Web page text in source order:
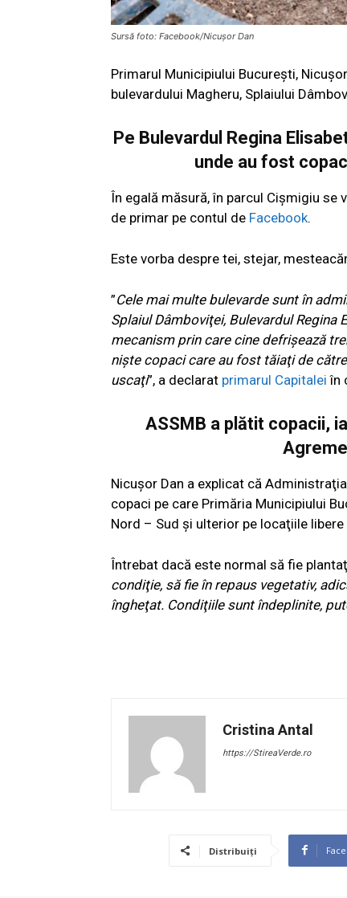
Sursă foto: Facebook/Nicușor Dan
Primarul Municipiului București,
bulevardului Magheru, Splaiului
Pe Bulevardul Regina
unde au fost
În egală măsură, în parcul Cișmigiu
de primar pe contul de Facebook.
Este vorba despre tei, stejar,
”Cele mai multe bulevarde sunt în
Splaiul Dâmboviţei, Bulevardul Regina
mecanism prin care cine defrişează
nişte copaci care au fost tăiaţi de
uscaţi”, a declarat primarul Capitaleiîn
ASSMB a plătit copacii,
Nicușor Dan a explicat că
copaci pe care Primăria Municipiului
Nord – Sud şi ulterior pe locaţiile libere
Întrebat dacă este normal să fie
condiţie, să fie în repaus vegetativ,
îngheţat. Condiţiile sunt îndeplinite,
Cristina Antal
https://StireaVerde.ro
Distribuiți